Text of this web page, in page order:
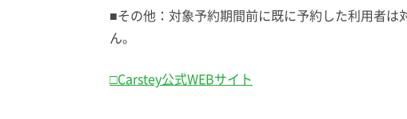
■その他：対象予約期間前に既に予約した利用者
ん。
□Carstey公式WEBサイト